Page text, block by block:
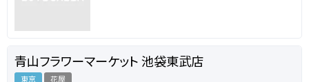
青山フラワーマーケット 池袋東武店
東京 花屋